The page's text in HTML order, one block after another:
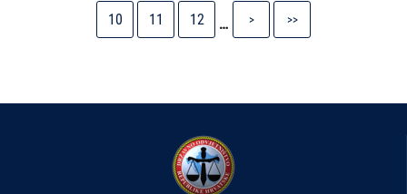
Stranica
10 Stranica
11 Stranica
12 …
page
>
page
>>